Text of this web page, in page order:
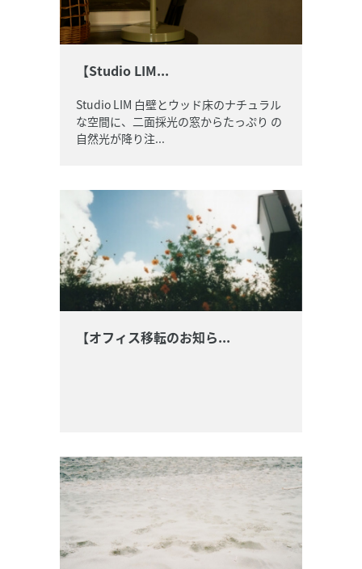
【Studio LIM...
Studio LIM 白壁とウッド床のナチュラル
な空間に、二面採光の窓からたっぷり の
自然光が降り注...
【オフィス移転のお知ら...